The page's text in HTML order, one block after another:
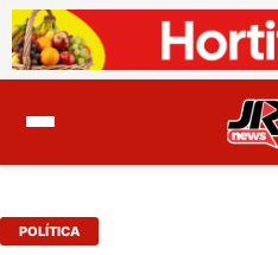
POLÍTICA